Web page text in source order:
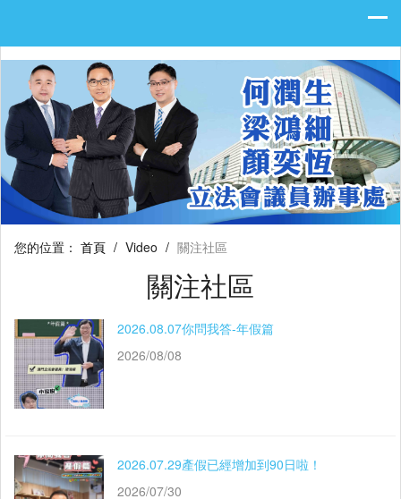
您的位置： 首頁 / Video / 關注社區
關注社區
2026.08.07你問我答-年假篇
2026/08/08
2026.07.29產假已經增加到90日啦！
2026/07/30